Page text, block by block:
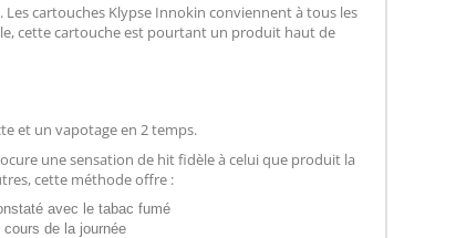
cartouches Klypse Innokin conviennent à tous les
cette cartouche est pourtant un produit haut de
et un vapotage en 2 temps.
une sensation de hit fidèle à celui que produit la
cette méthode offre :
avec le tabac fumé
de la journée